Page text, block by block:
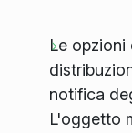
Le
notifica
L'oggetto